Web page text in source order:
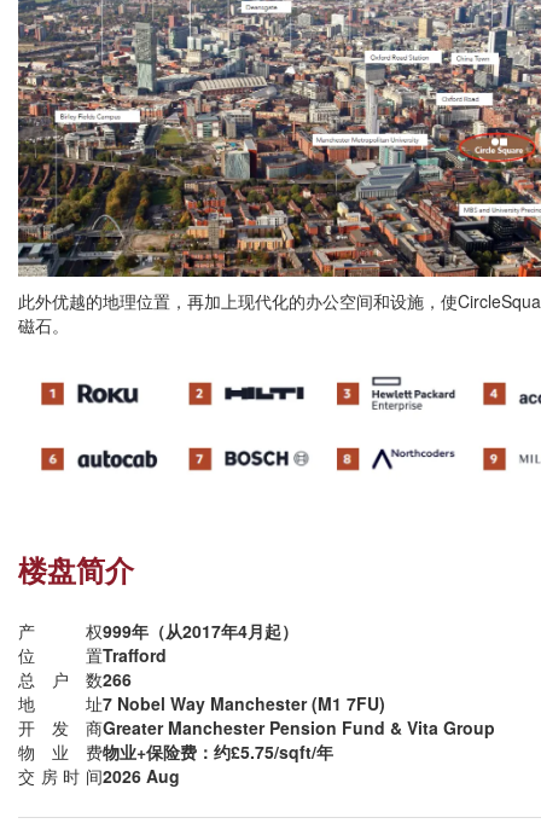
此外优越的地理位置，再加上现代化的办公空间和设施，使
磁石。
楼盘简介
产权999年（从2017年4月起）
位置Trafford
总户数266
地址7 Nobel Way Manchester (M1 7FU)
开发商Greater Manchester Pension Fund & Vita Group
物业费物业+保险费：约£5.75/sqft/年
交房时间2026 Aug